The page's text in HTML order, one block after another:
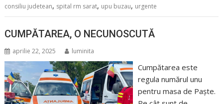
consiliu judetean, spital rm sarat, upu buzau, urgente
CUMPĂTAREA, O NECUNOSCUTĂ
aprilie 22, 2025 luminita
Cumpătarea este
regula numărul unu
pentru masa de Paște.